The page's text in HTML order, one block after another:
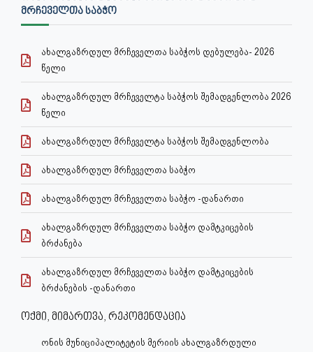
ᲛᲠᲩᲔᲕᲔᲚᲗᲐ ᲡᲐᲑᲭᲝ
ახალგაზრდულ მრჩეველთა საბჭოს დებულება- 2026
წელი
ახალგაზრდულ მრჩეველტა საბჭოს შემადგენლობა 2026
წელი
ახალგაზრდულ მრჩეველტა საბჭოს შემადგენლობა
ახალგაზრდულ მრჩეველთა საბჭო
ახალგაზრდულ მრჩეველთა საბჭო -დანართი
ახალგაზრდულ მრჩეველთა საბჭო დამტკიცების
ბრძანება
ახალგაზრდულ მრჩეველთა საბჭო დამტკიცების
ბრძანების -დანართი
ოქმი, მიმართვა, რეკომენდაცია
ონის მუნიციპალიტეტის მერიის ახალგაზრდული